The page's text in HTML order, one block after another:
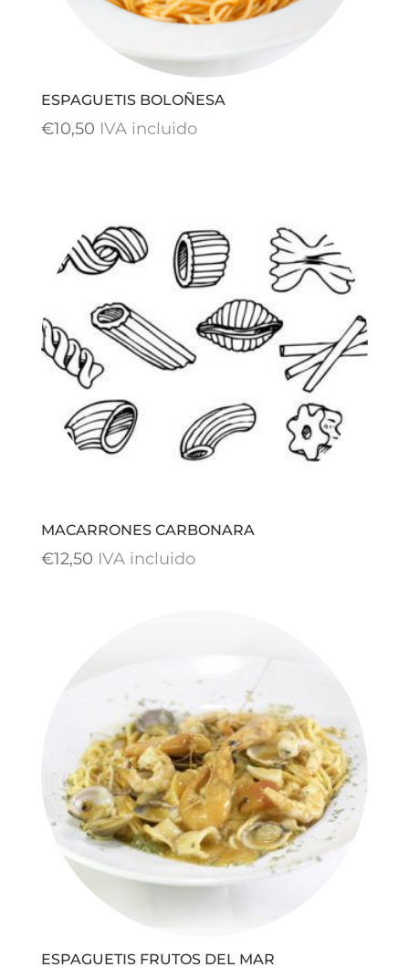
ESPAGUETIS BOLOÑESA
€10,50 IVA incluido
MACARRONES CARBONARA
€12,50 IVA incluido
ESPAGUETIS FRUTOS DEL MAR